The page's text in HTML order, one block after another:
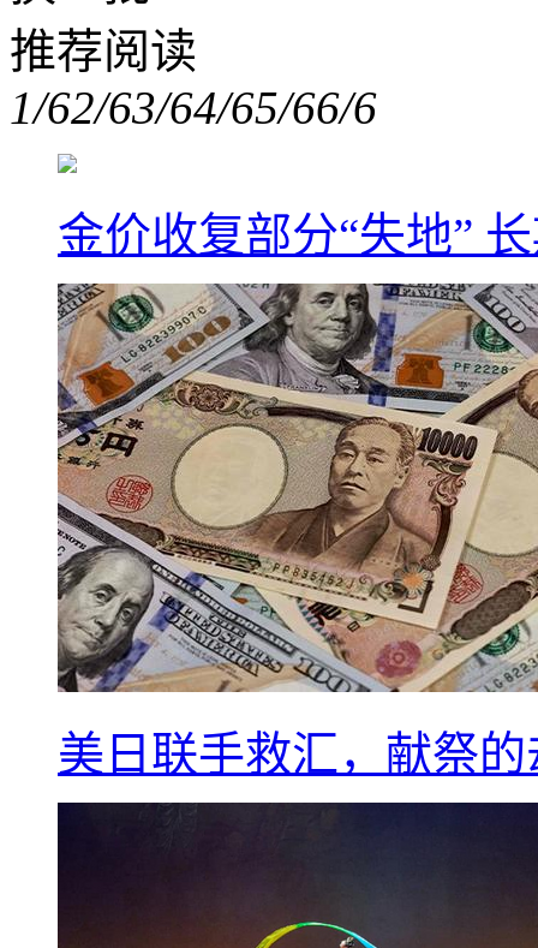
推荐阅读
1/62/63/64/65/66/6
金价收复部分“失地”
美日联手救汇，献祭